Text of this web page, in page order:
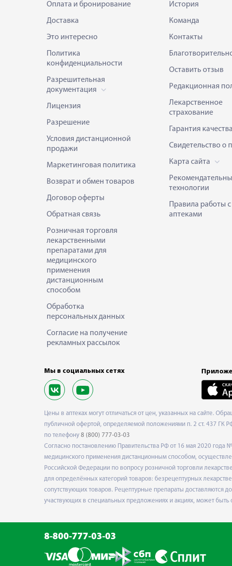
Оплата и бронирование
Доставка
Это интересно
Политика
конфиденциальности
Разрешительная
документация
Лицензия
Разрешение
Условия дистанционной
продажи
Маркетинговая политика
Возврат и обмен товаров
Договор оферты
Обратная связь
Розничная торговля
лекарственными
препаратами для
медицинского
применения
дистанционным
способом
Обработка
персональных данных
Согласие на получение
рекламных рассылок
История
Команда
Контакты
Оставить отзыв
Редакционная
Лекарственное
страхование
Гарантия качества
Свидетельство о
Карта сайта
технологии
Правила работы с
аптеками
Мы в социальных сетях
Цены в аптеках могут отличаться от цен, указанных на сайте.
публичной офертой, определяемой положениями п. 2 ст. 437 ГК
по телефону 8 (800) 777-03-03
Согласно постановлению Правительства РФ от 16 мая 2020
медицинского применения дистанционным способом,
Российской Федерации по вопросу розничной торговли
для определённых категорий товаров: безрецептурных
сопутствующих товаров. Рецептурные препараты доставляются
участвующих в специальных предложениях и акциях, может быть
8-800-777-03-03